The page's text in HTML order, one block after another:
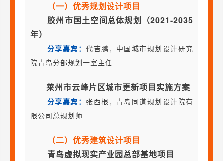
（一）优秀规划设计项目
胶州市国土空间总体规划（2021-2035
年）
分享嘉宾：代吉鹏，中国城市规划设计研究
院青岛分部规划一室主任
莱州市云峰片区城市更新项目实施方案
分享嘉宾： 张西根，青岛同道规划设计院有
限公司总规划师
（二）优秀建筑设计项目
青岛虚拟现实产业园总部基地项目